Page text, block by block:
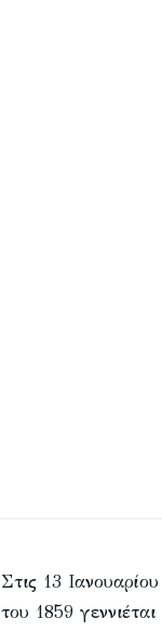
Στις 13 Ιανουαρίου
του 1859 γεννιέται